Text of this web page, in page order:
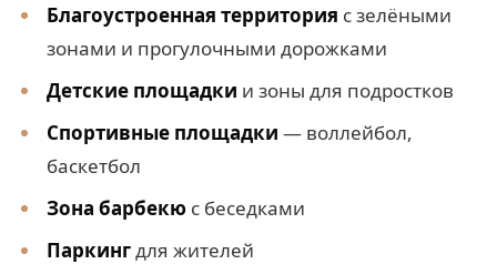
Благоустроенная территория с зелёными
зонами и прогулочными дорожками
Детские площадки и зоны для подростков
Спортивные площадки — воллейбол,
баскетбол
Зона барбекюс беседками
Паркингдля жителей